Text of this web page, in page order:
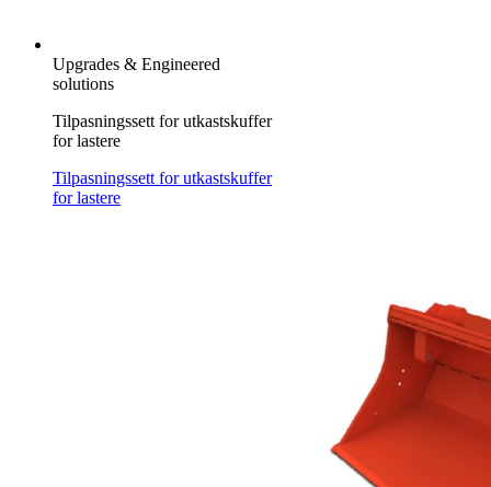
Upgrades & Engineered
solutions
Tilpasningssett for utkastskuffer
for lastere
Tilpasningssett for utkastskuffer
for lastere